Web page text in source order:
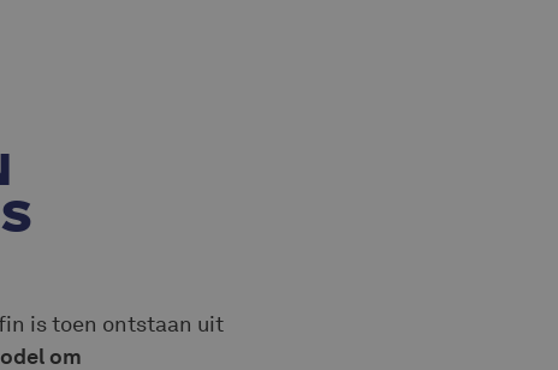
is toen ontstaan uit
om